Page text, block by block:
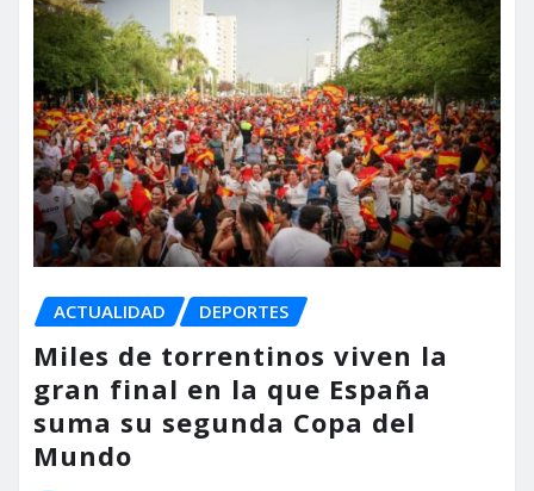
ACTUALIDAD DEPORTES
Miles de torrentinos viven la
gran final en la que España
suma su segunda Copa del
Mundo